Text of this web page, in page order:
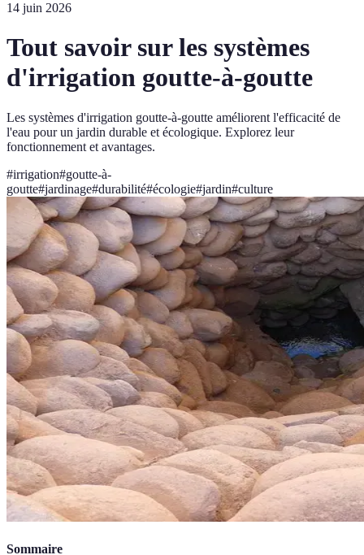
14 juin 2026
Tout savoir sur les systèmes
d'irrigation goutte-à-goutte
Les systèmes d'irrigation goutte-à-goutte améliorent l'efficacité de
l'eau pour un jardin durable et écologique. Explorez leur
fonctionnement et avantages.
#irrigation#goutte-à-
goutte#jardinage#durabilité#écologie#jardin#culture
Sommaire